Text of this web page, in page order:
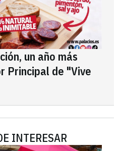
un año más
Principal de "Vive
INTERESAR